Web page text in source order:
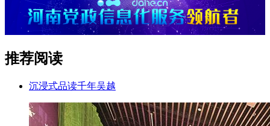
推荐阅读
沉浸式品读千年吴越